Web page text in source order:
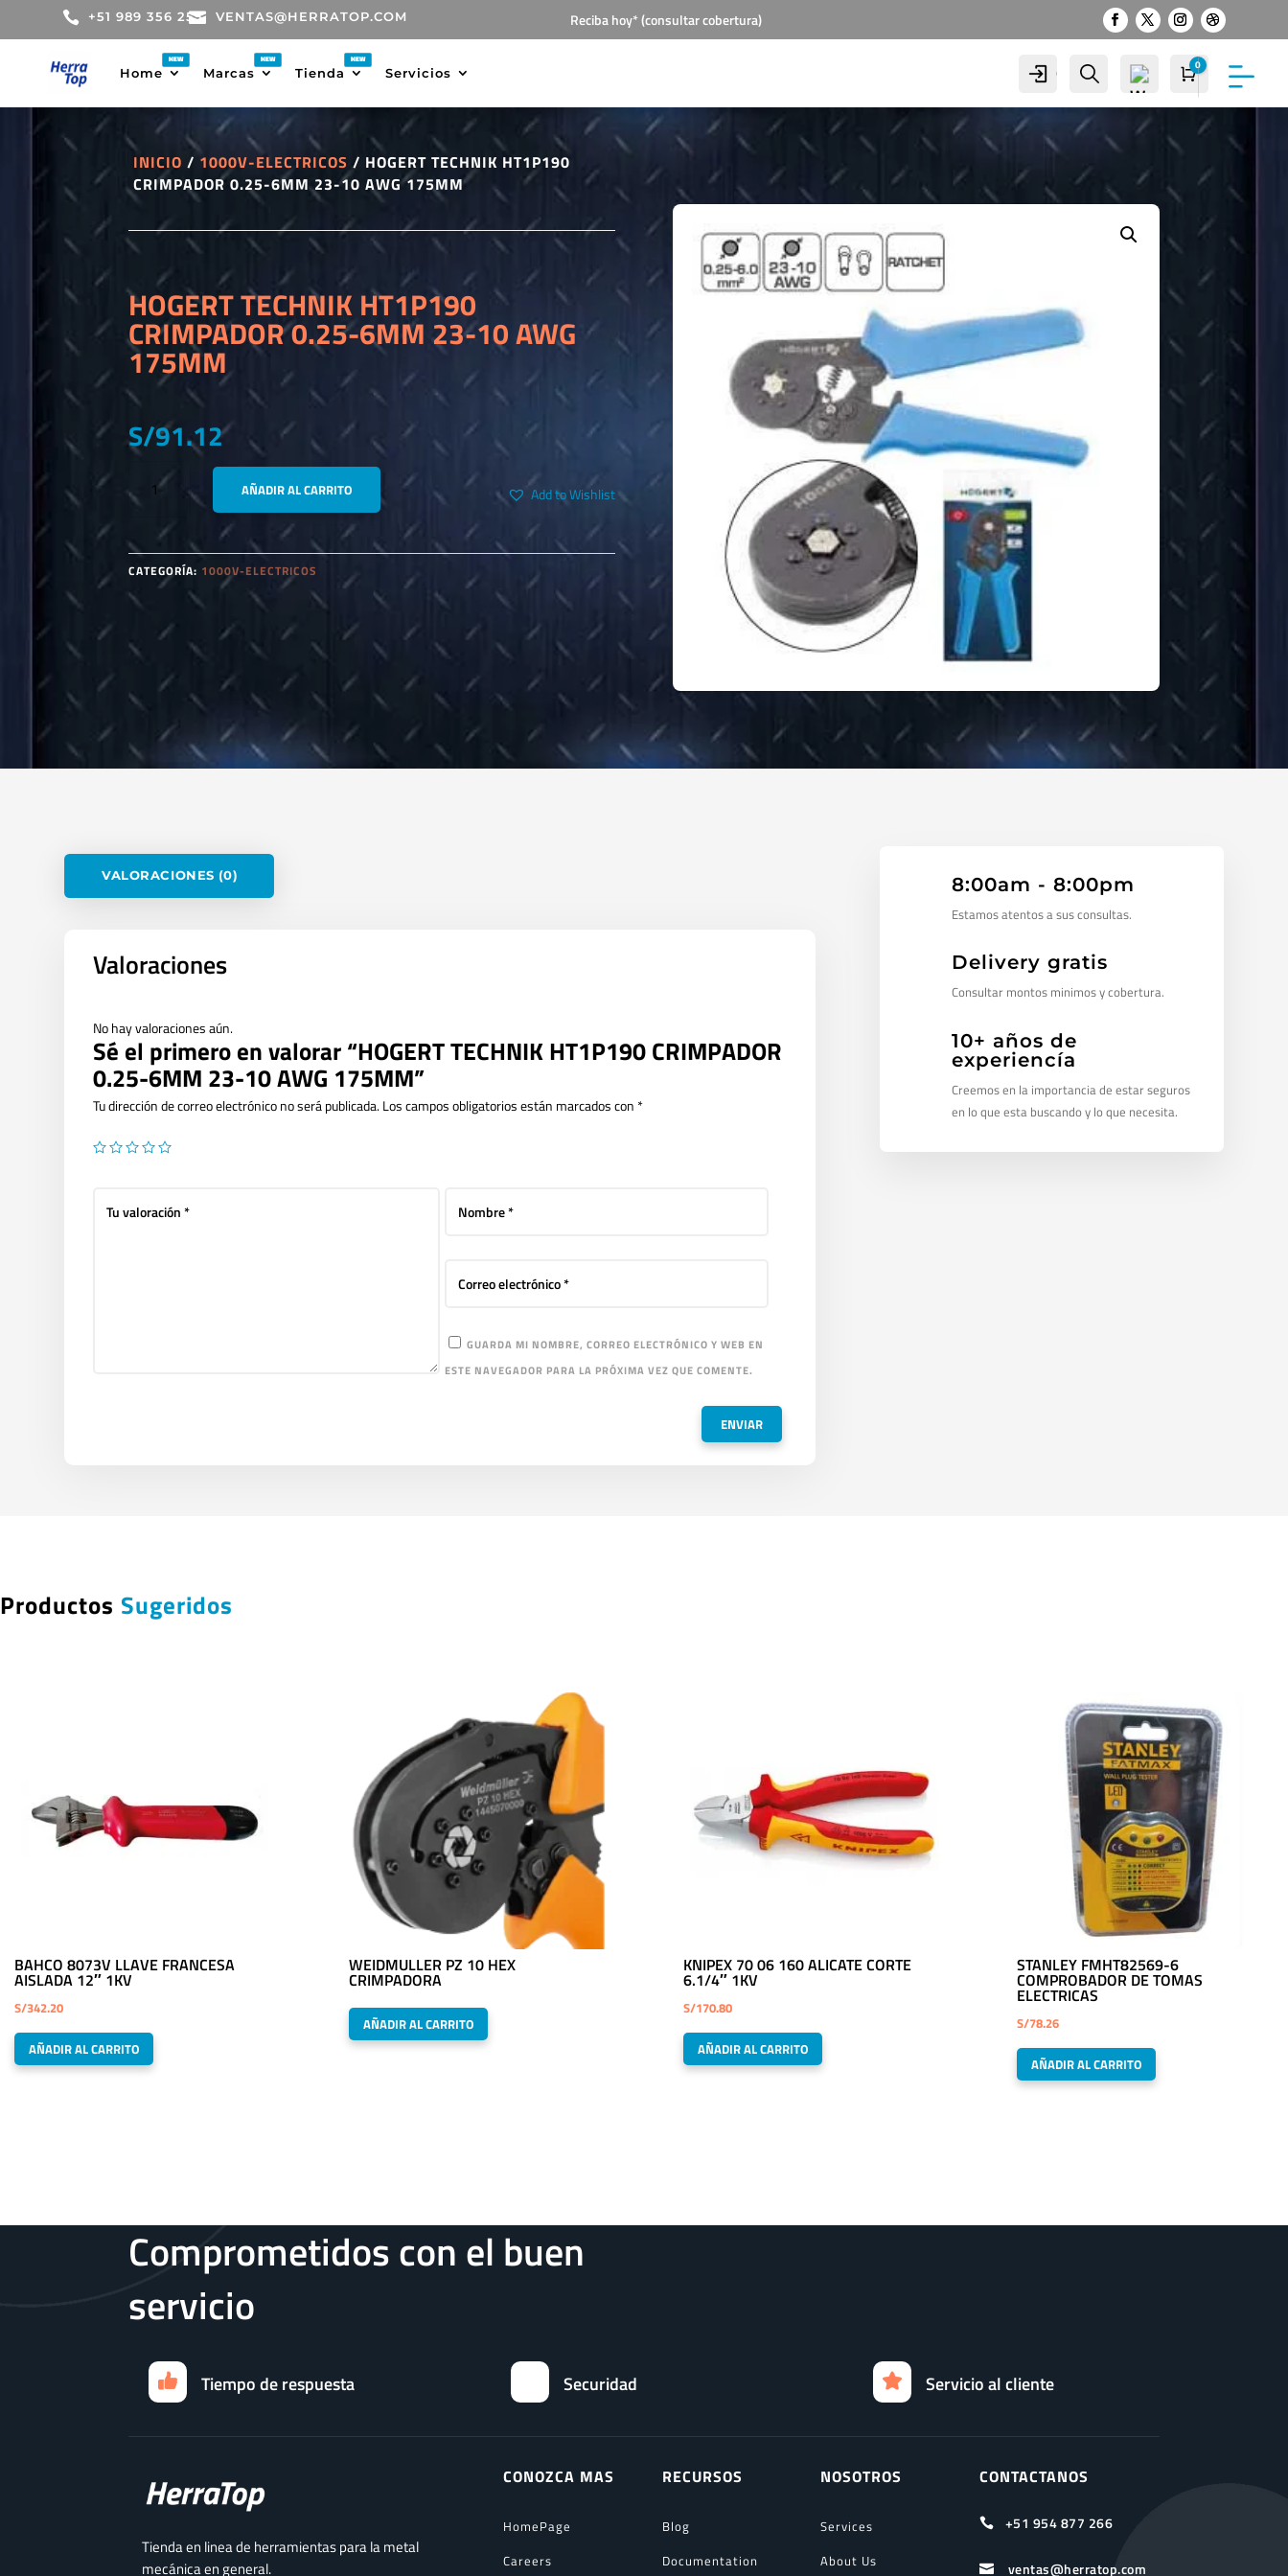
 +51 989 356 255
 VENTAS@HERRATOP.COM Reciba hoy* (consultar cobertura)
Home Marcas Tienda Servicios Cuenta Buscar Carro
0 S/0.00
INICIO / 1000V-ELECTRICOS / HOGERT TECHNIK HT1P190
CRIMPADOR 0.25-6MM 23-10 AWG 175MM
HOGERT TECHNIK HT1P190
CRIMPADOR 0.25-6MM 23-10 AWG
175MM
S/91.12
TECHNIK
CRIMPADOR
0.25-
6MM
23-
AWG
CANTIDAD
AÑADIR AL CARRITO Add to Wishlist
CATEGORÍA: 1000V-ELECTRICOS
VALORACIONES (0)
Valoraciones
No hay valoraciones aún.
Sé el primero en valorar “HOGERT TECHNIK HT1P190 CRIMPADOR
0.25-6MM 23-10 AWG 175MM”
Tu dirección de correo electrónico no será publicada.Los campos obligatorios están marcados con *
GUARDA MI NOMBRE, CORREO ELECTRÓNICO Y WEB EN
ESTE NAVEGADOR PARA LA PRÓXIMA VEZ QUE COMENTE.
8:00am - 8:00pm
Estamos atentos a sus consultas.
Delivery gratis
Consultar montos minimos y cobertura.
10+ años de
experiencía
Creemos en la importancia de estar seguros
en lo que esta buscando y lo que necesita.
Productos Sugeridos
BAHCO 8073V LLAVE FRANCESA
AISLADA 12″ 1KV
S/342.20
AÑADIR AL CARRITO
WEIDMULLER PZ 10 HEX
CRIMPADORA
AÑADIR AL CARRITO
KNIPEX 70 06 160 ALICATE CORTE
6.1/4″ 1KV
S/170.80
AÑADIR AL CARRITO
STANLEY FMHT82569-6
COMPROBADOR DE TOMAS
ELECTRICAS
S/78.26
AÑADIR AL CARRITO
Comprometidos con el buen
servicio
Tiempo de respuesta Securidad Servicio al cliente
Tienda en linea de herramientas para la metal
mecánica en general.
CONOZCA MAS
HomePage
Careers
RECURSOS
Blog
Documentation
NOSOTROS
Services
About Us
CONTACTANOS
 +51 954 877 266
 ventas@herratop.com